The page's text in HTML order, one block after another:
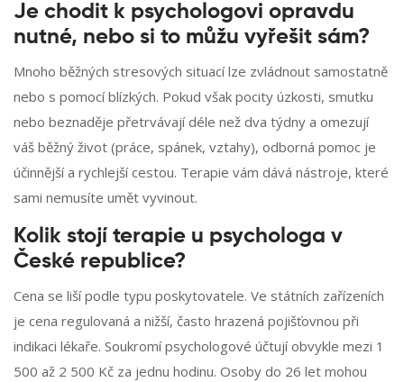
Je chodit k psychologovi opravdu
nutné, nebo si to můžu vyřešit sám?
Mnoho běžných stresových situací lze zvládnout samostatně
nebo s pomocí blízkých. Pokud však pocity úzkosti, smutku
nebo beznaděje přetrvávají déle než dva týdny a omezují
váš běžný život (práce, spánek, vztahy), odborná pomoc je
účinnější a rychlejší cestou. Terapie vám dává nástroje, které
sami nemusíte umět vyvinout.
Kolik stojí terapie u psychologa v
České republice?
Cena se liší podle typu poskytovatele. Ve státních zařízeních
je cena regulovaná a nižší, často hrazená pojišťovnou při
indikaci lékaře. Soukromí psychologové účtují obvykle mezi 1
500 až 2 500 Kč za jednu hodinu. Osoby do 26 let mohou